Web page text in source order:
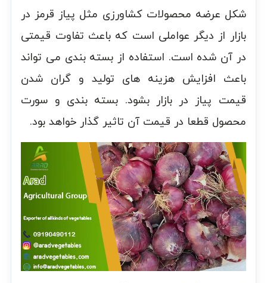
شکل عرضه محصولات کشاورزی مثل پیاز قرمز در
بازار از دیگر عواملی است که باعث تفاوت قیمتی
در آن شده است. استفاده از بسته بندی می تواند
باعث افزایش هزینه های تولید و گران شدن
قیمت پیاز در بازار بشود. بسته بندی و سورت
محصول قطعا در قیمت آن تاثیر گذار خواهد بود.